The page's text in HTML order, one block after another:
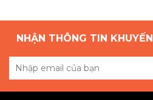
NHẬN THÔNG TIN